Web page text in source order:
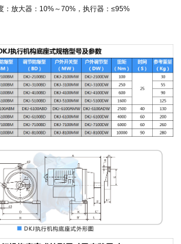
放大器：10%～70%，执行器：≤95%